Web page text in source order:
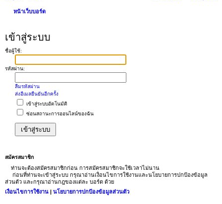
หน้าเว็บบอร์ด
เข้าสู่ระบบ
ชื่อผู้ใช้:
รหัสผ่าน:
ลืมรหัสผ่าน
ส่งอีเมลยืนยันอีกครั้ง
เข้าสู่ระบบอัตโนมัติ
ซ่อนสถานะการออนไลน์ของฉัน
สมัครสมาชิก
ท่านจะต้องสมัครสมาชิกก่อน การสมัครสมาชิกจะใช้เวลาไม่นาน
ก่อนที่ท่านจะเข้าสู่ระบบ กรุณาอ่านเงื่อนไขการใช้งานและนโยบายการปกป้องข้อมูล
ส่วนตัว และกรุณาอ่านกฎของแต่ละ บอร์ด ด้วย
เงื่อนไขการใช้งาน | นโยบายการปกป้องข้อมูลส่วนตัว